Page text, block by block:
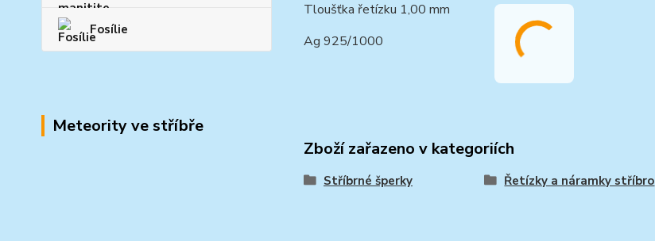
Fosílie
Meteority ve stříbře
Tloušťka řetízku 1,00 mm
Ag 925/1000
Zboží zařazeno v kategoriích
Stříbrné šperky Řetízky a náramky stříbro